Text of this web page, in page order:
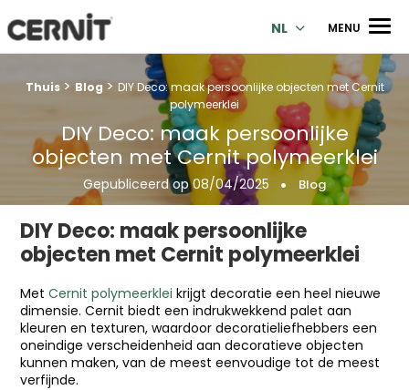
Cernit Une qualité haut de gamme pour des créations
NL MENU
Breadcrumb trail:
Thuis>Blog >DIY Deco: maak persoonlijke objecten met Cernit
polymeerklei
DIY Deco: maak persoonlijke
objecten met Cernit polymeerklei
Gepubliceerd op 08/04/2025 Blog
DIY Deco: maak persoonlijke
objecten met Cernit polymeerklei
Met Cernit polymeerklei krijgt decoratie een heel nieuwe
dimensie. Cernit biedt een indrukwekkend palet aan
kleuren en texturen, waardoor decoratieliefhebbers een
oneindige verscheidenheid aan decoratieve objecten
kunnen maken, van de meest eenvoudige tot de meest
verfijnde.